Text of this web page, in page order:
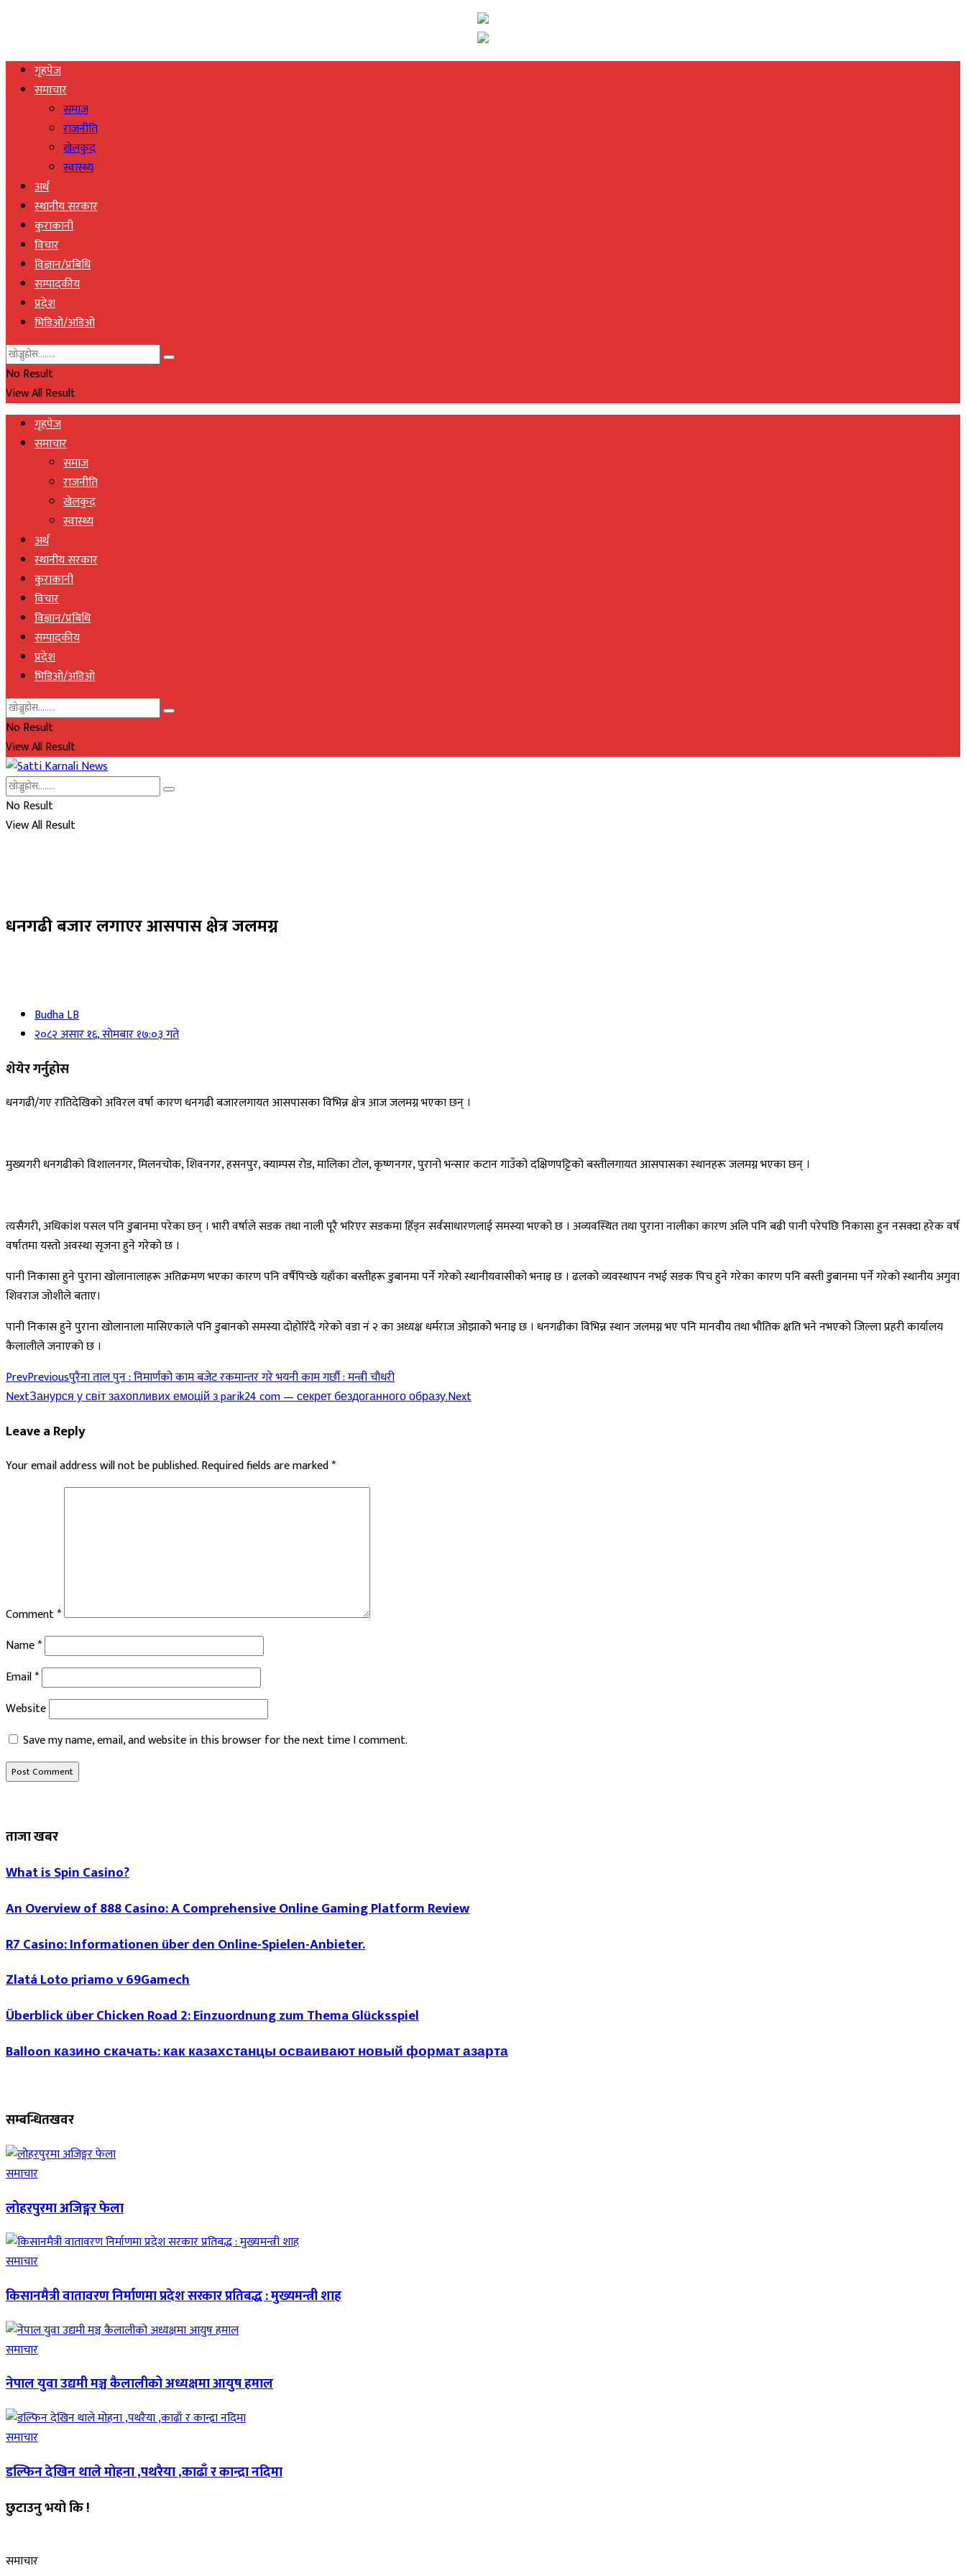
गृहपेज
समाचार
समाज
राजनीति
खेलकुद
स्वास्थ्य
अर्थ
स्थानीय सरकार
कुराकानी
विचार
विज्ञान/प्रबिधि
सम्पादकीय
प्रदेश
भिडिओ/अडिओ
No Result
View All Result
गृहपेज
समाचार
समाज
राजनीति
खेलकुद
स्वास्थ्य
अर्थ
स्थानीय सरकार
कुराकानी
विचार
विज्ञान/प्रबिधि
सम्पादकीय
प्रदेश
भिडिओ/अडिओ
No Result
View All Result
No Result
View All Result
धनगढी बजार लगाएर आसपास क्षेत्र जलमग्न
Budha LB
२०८२ असार १६, सोमबार १७:०३ गते
शेयेर गर्नुहोस
धनगढी/गए रातिदेखिको अविरल वर्षा कारण धनगढी बजारलगायत आसपासका विभिन्न क्षेत्र आज जलमग्न भएका छन् ।
मुख्यगरी धनगढीको विशालनगर, मिलनचोक, शिवनगर, हसनपुर, क्याम्पस रोड, मालिका टोल, कृष्णनगर, पुरानो भन्सार कटान गाउँको दक्षिणपट्टिको बस्तीलगायत आसपासका स्थानहरू जलमग्न भएका छन् ।
त्यसैगरी, अधिकांश पसल पनि डुबानमा परेका छन् । भारी वर्षाले सडक तथा नाली पूरै भरिएर सडकमा हिँड्न सर्वसाधारणलाई समस्या भएको छ । अव्यवस्थित तथा पुराना नालीका कारण अलि पनि बढी पानी परेपछि निकासा हुन नसक्दा हरेक वर्ष
वर्षातमा यस्तो अवस्था सृजना हुने गरेको छ ।
पानी निकासा हुने पुराना खोलानालाहरू अतिक्रमण भएका कारण पनि वर्षैपिच्छे यहाँका बस्तीहरू डुबानमा पर्ने गरेको स्थानीयवासीको भनाइ छ । ढलको व्यवस्थापन नभई सडक पिच हुने गरेका कारण पनि बस्ती डुबानमा पर्ने गरेको स्थानीय अगुवा
शिवराज जोशीले बताए।
पानी निकास हुने पुराना खोलानाला मासिएकाले पनि डुबानको समस्या दोहोरिँदै गरेको वडा नं २ का अध्यक्ष धर्मराज ओझाकोे भनाइ छ । धनगढीका विभिन्न स्थान जलमग्न भए पनि मानवीय तथा भौतिक क्षति भने नभएको जिल्ला प्रहरी कार्यालय
कैलालीले जनाएको छ ।
PrevPreviousपुरैना ताल पुन : निमार्णको काम बजेट रकमान्तर गरे भयनी काम गर्छौ : मन्त्री चौधरी
NextЗанурся у світ захопливих емоцій з parik24 com — секрет бездоганного образу.Next
Leave a Reply
Your email address will not be published.Required fields are marked*
Comment*
Name*
Email*
Website
Save my name, email, and website in this browser for the next time I comment.
ताजा खबर
What is Spin Casino?
An Overview of 888 Casino: A Comprehensive Online Gaming Platform Review
R7 Casino: Informationen über den Online-Spielen-Anbieter.
Zlatá Loto priamo v 69Gamech
Überblick über Chicken Road 2: Einzuordnung zum Thema Glücksspiel
Balloon казино скачать: как казахстанцы осваивают новый формат азарта
सम्बन्धितखवर
समाचार
लोहरपुरमा अजिङ्गर फेला
समाचार
किसानमैत्री वातावरण निर्माणमा प्रदेश सरकार प्रतिबद्ध : मुख्यमन्त्री शाह
समाचार
नेपाल युवा उद्यमी मञ्च कैलालीको अध्यक्षमा आयुष हमाल
समाचार
डल्फिन देखिन थाले मोहना ,पथरैया ,काढाँ र कान्द्रा नदिमा
छुटाउनु भयो कि !
समाचार